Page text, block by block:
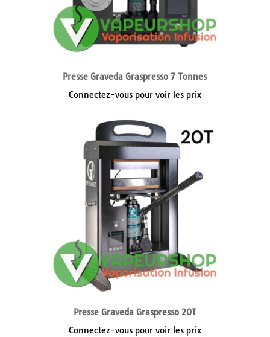
Presse Graveda Graspresso 7 Tonnes
Connectez-vous pour voir les prix
Presse Graveda Graspresso 20T
Connectez-vous pour voir les prix